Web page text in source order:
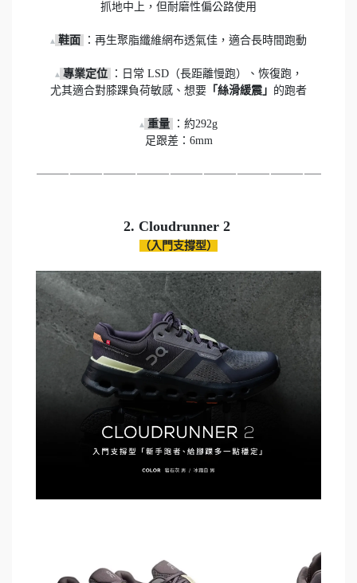
抓地中上，但耐磨性偏公路使用
▴ 鞋面 ：再生聚脂纖維網布透氣佳，適合長時間跑動
▴ 專業定位
：日常 LSD（長距離慢跑）、恢復跑，
尤其適合對膝踝負荷敏感、想要 「絲滑緩震」 的跑者
▴ 重量
：約292g
足跟差：6mm
（入門支撐型）